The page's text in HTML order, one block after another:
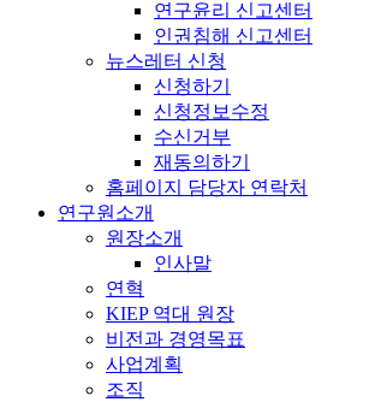
연구윤리 신고센터
인권침해 신고센터
뉴스레터 신청
신청하기
신청정보수정
수신거부
재동의하기
홈페이지 담당자 연락처
연구원소개
원장소개
인사말
연혁
KIEP 역대 원장
비전과 경영목표
사업계획
조직